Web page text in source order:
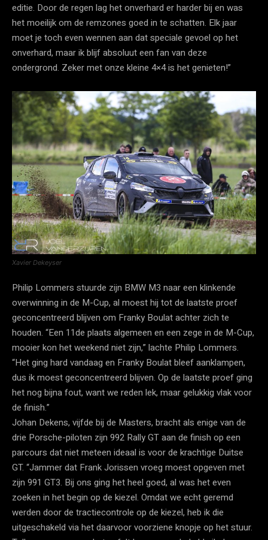
editie. Door de regen lag het onverhard er harder bij en was
het moeilijk om de remzones goed in te schatten. Elk jaar
moet je toch even wennen aan dat speciale gevoel op het
onverhard, maar ik blijf absoluut een fan van deze
ondergrond. Zeker met onze kleine 4×4 is het genieten!”
Xavier Dekeyser
Philip Lommers stuurde zijn BMW M3 naar een klinkende
overwinning in de M-Cup, al moest hij tot de laatste proef
geconcentreerd blijven om Franky Boulat achter zich te
houden. “Een 11de plaats algemeen en een zege in de M-Cup,
mooier kon het weekend niet zijn,” lachte Philip Lommers.
“Het ging hard vandaag en Franky Boulat bleef aanklampen,
dus ik moest geconcentreerd blijven. Op de laatste proef ging
het nog bijna fout, want we reden lek, maar gelukkig vlak voor
de finish.”
Johan Dekens, vijfde bij de Masters, bracht als enige van de
drie Porsche-piloten zijn 992 Rally GT aan de finish op een
parcours dat niet meteen ideaal is voor de krachtige Duitse
GT. “Jammer dat Frank Jorissen vroeg moest opgeven met
zijn 991 GT3. Bij ons ging het heel goed, al was het even
zoeken in het begin op de kiezel. Omdat we echt geremd
werden door de tractiecontrole op de kiezel, heb ik die
uitgeschakeld via het daarvoor voorziene knopje op het stuur.